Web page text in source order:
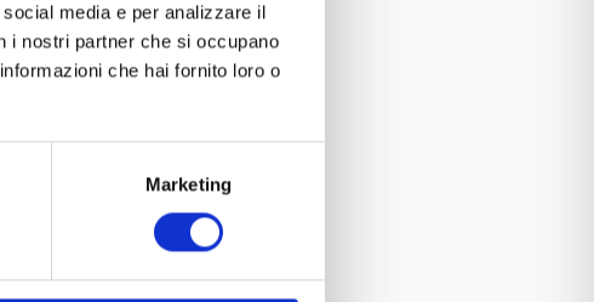
media e per analizzare il
i nostri partner che si occupano
che hai fornito loro o
Marketing